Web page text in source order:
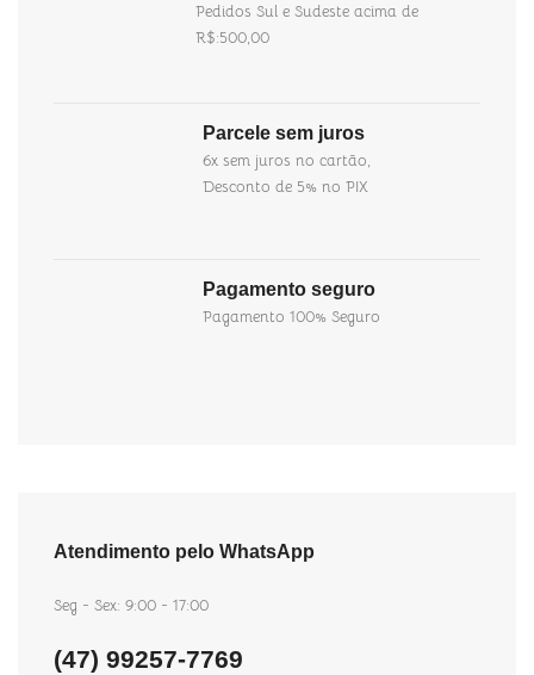
Pedidos Sul e Sudeste acima de
R$:500,00
Parcele sem juros
6x sem juros no cartão,
Desconto de 5% no PIX
Pagamento seguro
Pagamento 100% Seguro
Atendimento pelo WhatsApp
Seg - Sex: 9:00 - 17:00
(47) 99257-7769